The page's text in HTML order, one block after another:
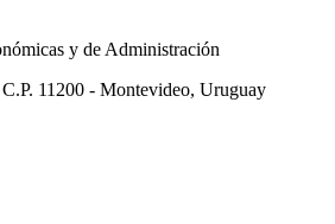
y de Administración
11200 - Montevideo, Uruguay